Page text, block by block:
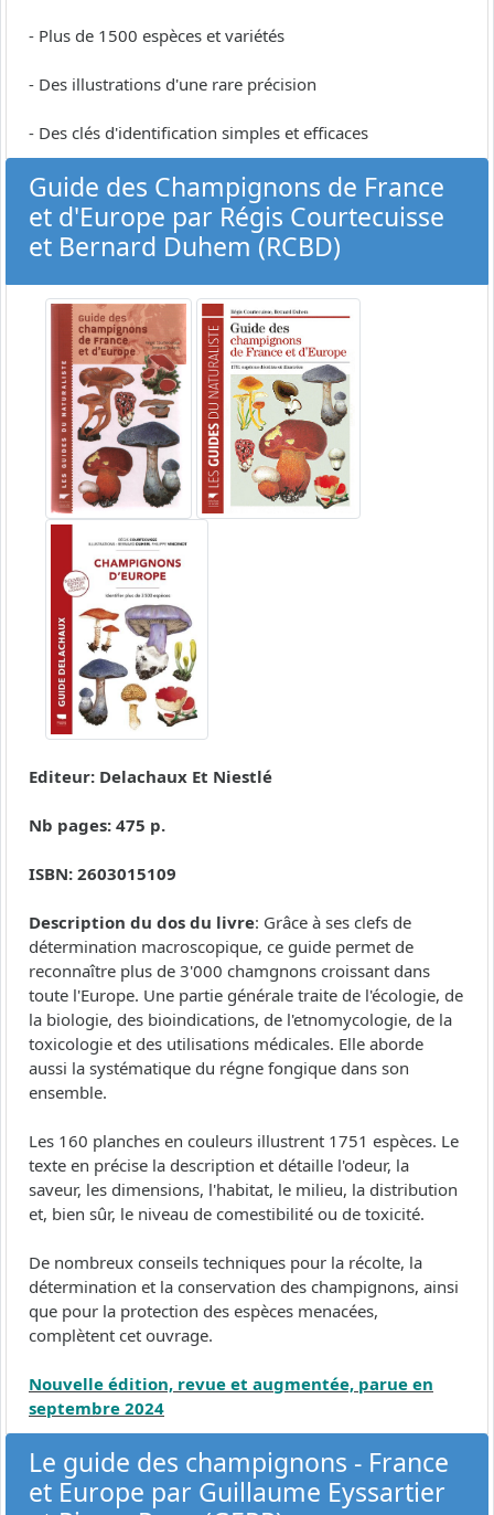
- Plus de 1500 espèces et variétés
- Des illustrations d'une rare précision
- Des clés d'identification simples et efficaces
Guide des Champignons de France
et d'Europe par Régis Courtecuisse
et Bernard Duhem (RCBD)
Editeur: Delachaux Et Niestlé
Nb pages: 475 p.
ISBN: 2603015109
Description du dos du livre: Grâce à ses clefs de
détermination macroscopique, ce guide permet de
reconnaître plus de 3'000 chamgnons croissant dans
toute l'Europe. Une partie générale traite de l'écologie, de
la biologie, des bioindications, de l'etnomycologie, de la
toxicologie et des utilisations médicales. Elle aborde
aussi la systématique du régne fongique dans son
ensemble.
Les 160 planches en couleurs illustrent 1751 espèces. Le
texte en précise la description et détaille l'odeur, la
saveur, les dimensions, l'habitat, le milieu, la distribution
et, bien sûr, le niveau de comestibilité ou de toxicité.
De nombreux conseils techniques pour la récolte, la
détermination et la conservation des champignons, ainsi
que pour la protection des espèces menacées,
complètent cet ouvrage.
Nouvelle édition, revue et augmentée, parue en
septembre 2024
Le guide des champignons - France
et Europe par Guillaume Eyssartier